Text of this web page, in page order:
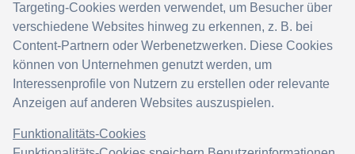
Targeting-Cookies werden verwendet, um Besucher über
verschiedene Websites hinweg zu erkennen, z. B. bei
Content-Partnern oder Werbenetzwerken. Diese Cookies
können von Unternehmen genutzt werden, um
Interessenprofile von Nutzern zu erstellen oder relevante
Anzeigen auf anderen Websites auszuspielen.
Funktionalitäts-Cookies